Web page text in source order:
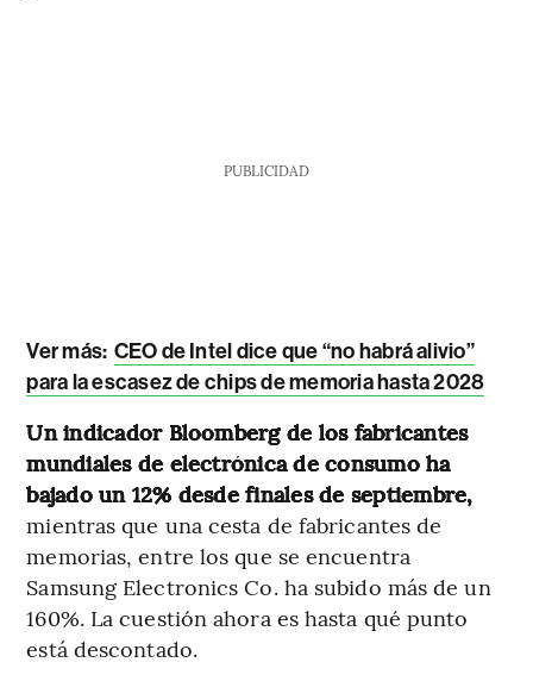
PUBLICIDAD
Ver más: CEO de Intel dice que “no habrá alivio”
para la escasez de chips de memoria hasta 2028
Un indicador Bloomberg de los fabricantes
mundiales de electrónica de consumo ha
bajado un 12% desde finales de septiembre,
mientras que una cesta de fabricantes de
memorias, entre los que se encuentra
Samsung Electronics Co. ha subido más de un
160%. La cuestión ahora es hasta qué punto
está descontado.